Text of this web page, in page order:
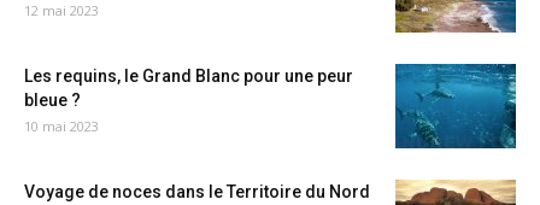
12 mai 2023
Les requins, le Grand Blanc pour une peur
bleue ?
10 mai 2023
Voyage de noces dans le Territoire du Nord